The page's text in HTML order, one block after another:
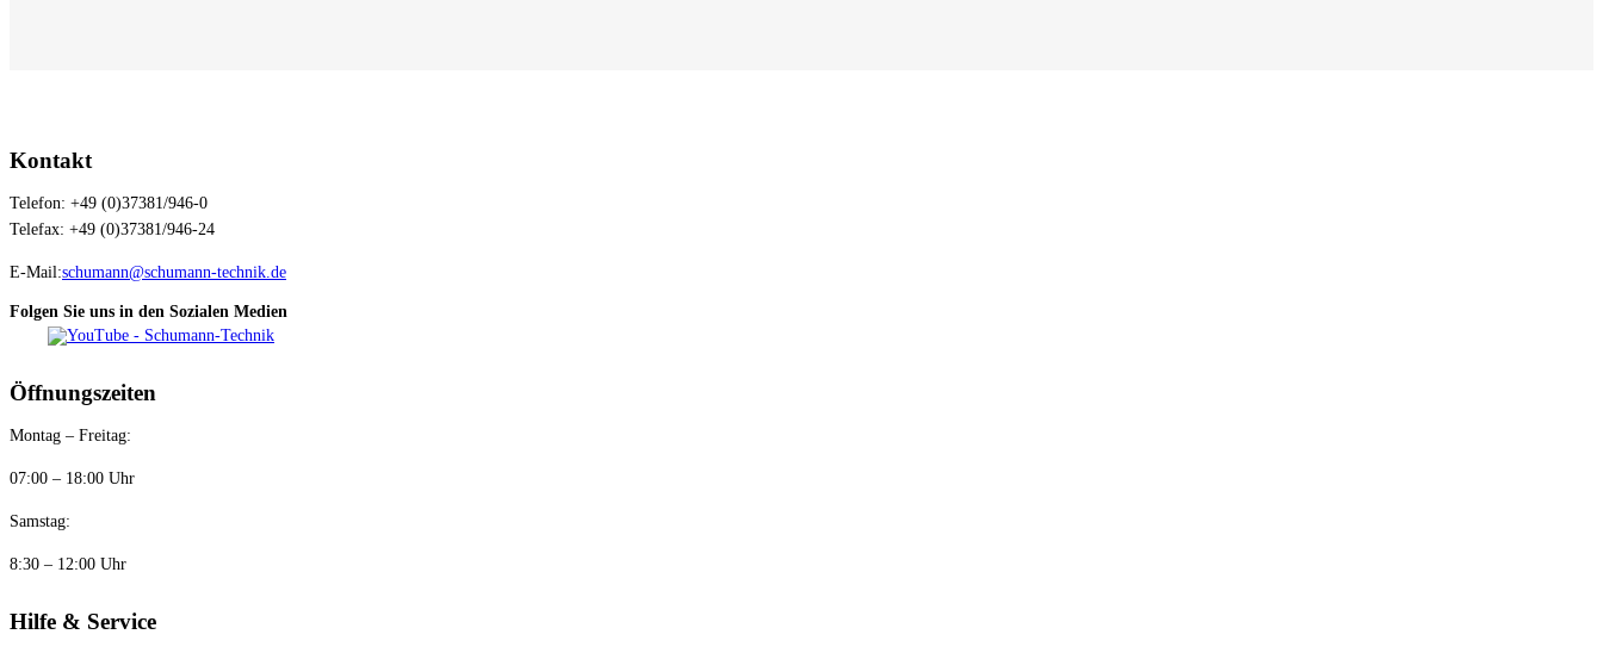
Kontakt
Telefon: +49 (0)37381/946-0
Telefax: +49 (0)37381/946-24
E-Mail:schumann@schumann-technik.de
Folgen Sie uns in den Sozialen Medien
Öffnungszeiten
Montag – Freitag:
07:00 – 18:00 Uhr
Samstag:
8:30 – 12:00 Uhr
Hilfe & Service